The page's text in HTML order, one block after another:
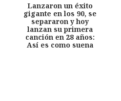
Lanzaron un éxito
gigante en los 90, se
separaron y hoy
lanzan su primera
canción en 28 años:
Así es como suena